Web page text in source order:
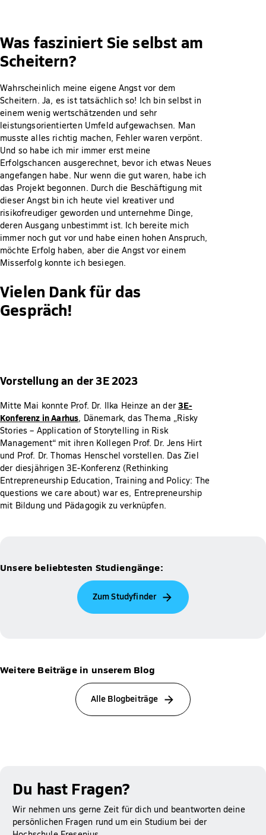
Was fasziniert Sie selbst am
Scheitern?
Wahrscheinlich meine eigene Angst vor dem
Scheitern. Ja, es ist tatsächlich so! Ich bin selbst in
einem wenig wertschätzenden und sehr
leistungsorientierten Umfeld aufgewachsen. Man
musste alles richtig machen, Fehler waren verpönt.
Und so habe ich mir immer erst meine
Erfolgschancen ausgerechnet, bevor ich etwas Neues
angefangen habe. Nur wenn die gut waren, habe ich
das Projekt begonnen. Durch die Beschäftigung mit
dieser Angst bin ich heute viel kreativer und
risikofreudiger geworden und unternehme Dinge,
deren Ausgang unbestimmt ist. Ich bereite mich
immer noch gut vor und habe einen hohen Anspruch,
möchte Erfolg haben, aber die Angst vor einem
Misserfolg konnte ich besiegen.
Vielen Dank für das
Gespräch!
Vorstellung an der 3E 2023
Mitte Mai konnte Prof. Dr. Ilka Heinze an der3E-
Konferenz in Aarhus, Dänemark, das Thema „Risky
Stories – Application of Storytelling in Risk
Management“ mit ihren Kollegen Prof. Dr. Jens Hirt
und Prof. Dr. Thomas Henschel vorstellen. Das Ziel
der diesjährigen 3E-Konferenz (Rethinking
Entrepreneurship Education, Training and Policy: The
questions we care about) war es, Entrepreneurship
mit Bildung und Pädagogik zu verknüpfen.
Unsere beliebtesten Studiengänge:
Zum Studyfinder
Weitere Beiträge in unserem Blog
Alle Blogbeiträge
Du hast Fragen?
Wir nehmen uns gerne Zeit für dich und beantworten deine
persönlichen Fragen rund um ein Studium bei der